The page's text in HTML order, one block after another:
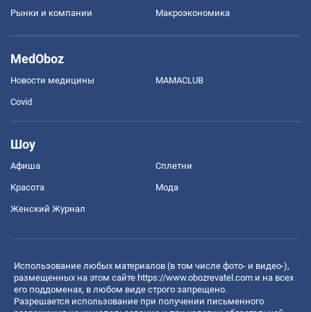
Рынки и компании Mакроэкономика
MedOboz
Новости медицины MAMACLUB
Covid
Шоу
Афиша Сплетни
Красота Мода
Женский Журнал
Использование любых материалов (в том числе фото- и видео-),
размещенных на этом сайте https://www.obozrevatel.com и на всех
его поддоменах, в любом виде строго запрещено.
Разрешается использование при получении письменного